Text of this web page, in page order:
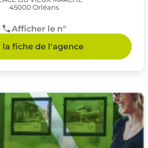
45000 Orléans
Afficher le n°
la fiche de l'agence